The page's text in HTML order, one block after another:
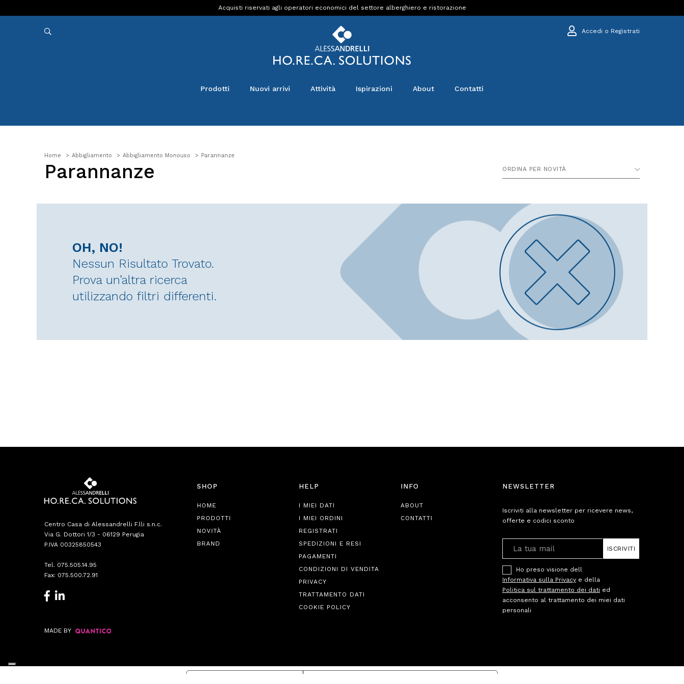
Acquisti riservati agli operatori economici del settore alberghiero e ristorazione
Accedi o Registrati
Prodotti Nuovi arrivi Attività Ispirazioni About Contatti
Home Abbigliamento Abbigliamento Monouso Parannanze
Parannanze ORDINA PER NOVITÀ
OH, NO!
Nessun Risultato Trovato.
Prova un’altra ricerca
utilizzando filtri differenti.
Centro Casa di Alessandrelli F.lli s.n.c.
Via G. Dottori 1/3 - 06129 Perugia
P.IVA 00325850543
Tel. 075.505.14.95
Fax: 075.500.72.91
SHOP
HOME
PRODOTTI
NOVITÀ
BRAND
HELP
I MIEI DATI
I MIEI ORDINI
REGISTRATI
SPEDIZIONI E RESI
PAGAMENTI
CONDIZIONI DI VENDITA
PRIVACY
TRATTAMENTO DATI
COOKIE POLICY
INFO
ABOUT
CONTATTI
NEWSLETTER
Iscriviti alla newsletter per ricevere news,
offerte e codici sconto
ISCRIVITI
Ho preso visione dell
Informativa sulla Privacy e della
Politica sul trattamento dei dati ed
acconsento al trattamento dei miei dati
personali
MADE BY